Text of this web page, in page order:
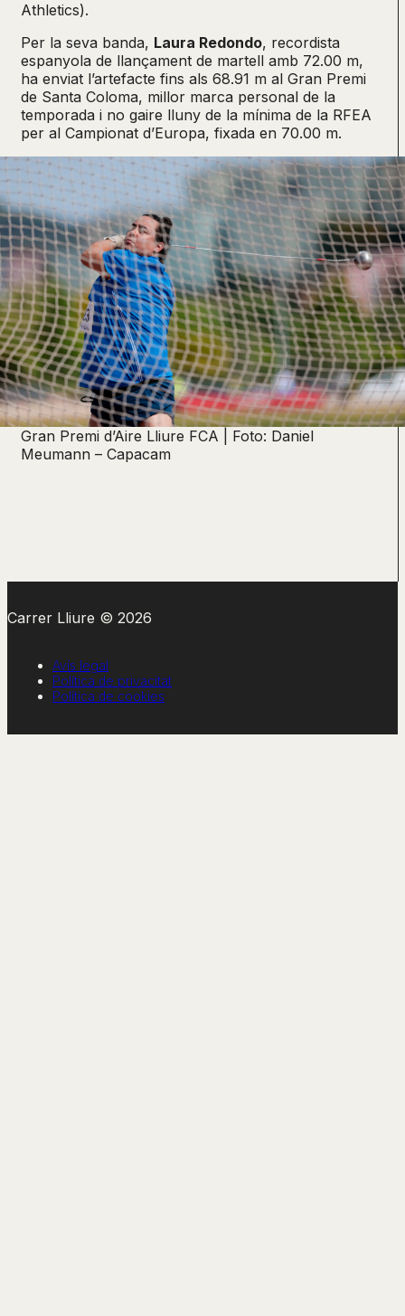
Athletics).
Per la seva banda, Laura Redondo, recordista
espanyola de llançament de martell amb 72.00 m,
ha enviat l’artefacte fins als 68.91 m al Gran Premi
de Santa Coloma, millor marca personal de la
temporada i no gaire lluny de la mínima de la RFEA
per al Campionat d’Europa, fixada en 70.00 m.
Gran Premi d’Aire Lliure FCA | Foto: Daniel
Meumann – Capacam
Carrer Lliure © 2026
Avís legal
Política de privacitat
Política de cookies